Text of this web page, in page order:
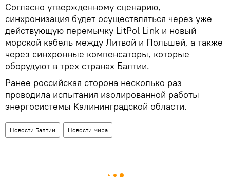
Согласно утвержденному сценарию,
синхронизация будет осуществляться через уже
действующую перемычку LitPol Link и новый
морской кабель между Литвой и Польшей, а также
через синхронные компенсаторы, которые
оборудуют в трех странах Балтии.
Ранее российская сторона несколько раз
проводила испытания изолированной работы
энергосистемы Калининградской области.
Новости Балтии Новости мира